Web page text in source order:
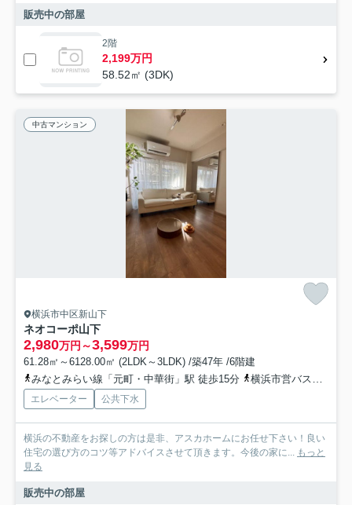
販売中の部屋
2階
2,199万円
58.52㎡ (3DK)
中古マンション
横浜市中区新山下
ネオコーポ山下
2,980万円～3,599万円
61.28㎡～6128.00㎡ (2LDK～3LDK) /築47年 /6階建
みなとみらい線「元町・中華街」駅 徒歩15分
横浜市営バス「みなと赤十字病院入口」バス停下車 徒歩1分
エレベーター 公共下水
横浜の不動産をお探しの方は是非、アスカホームにお任せ下さい！良い
住宅の選び方のコツ等アドバイスさせて頂きます。今後の家に... もっと
見る
販売中の部屋